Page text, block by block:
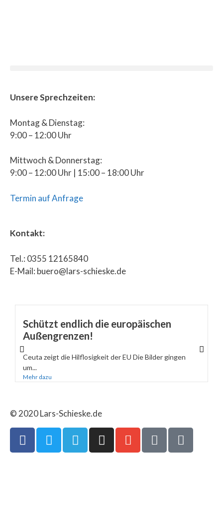
Unsere Sprechzeiten:
Montag & Dienstag:
9:00 – 12:00 Uhr
Mittwoch & Donnerstag:
9:00 – 12:00 Uhr | 15:00 – 18:00 Uhr
Termin auf Anfrage
Kontakt:
Tel.: 0355 12165840
E-Mail: buero@lars-schieske.de
Schützt endlich die europäischen
Außengrenzen!
Ceuta zeigt die Hilflosigkeit der EU Die Bilder gingen
um...
Mehr dazu
© 2020 Lars-Schieske.de